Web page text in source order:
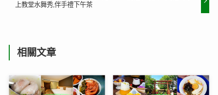
上教堂水舞秀,伴手禮下午茶
相關文章